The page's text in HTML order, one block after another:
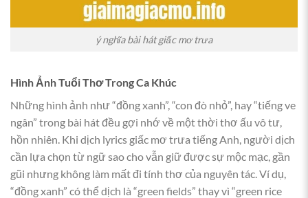
ý nghĩa bài hát giấc mơ trưa
Hình Ảnh Tuổi Thơ Trong Ca Khúc
Những hình ảnh như “đồng xanh”, “con đò nhỏ”, hay “tiếng ve
ngân” trong bài hát đều gợi nhớ về một thời thơ ấu vô tư,
hồn nhiên. Khi dịch lyrics giấc mơ trưa tiếng Anh, người dịch
cần lựa chọn từ ngữ sao cho vẫn giữ được sự mộc mạc, gần
gũi nhưng không làm mất đi tính thơ của nguyên tác. Ví dụ,
“đồng xanh” có thể dịch là “green fields” thay vì “green rice